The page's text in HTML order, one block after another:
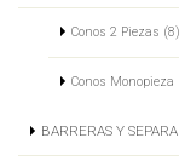
Conos 2 Piezas (8)
Conos Monopieza
BARRERAS Y